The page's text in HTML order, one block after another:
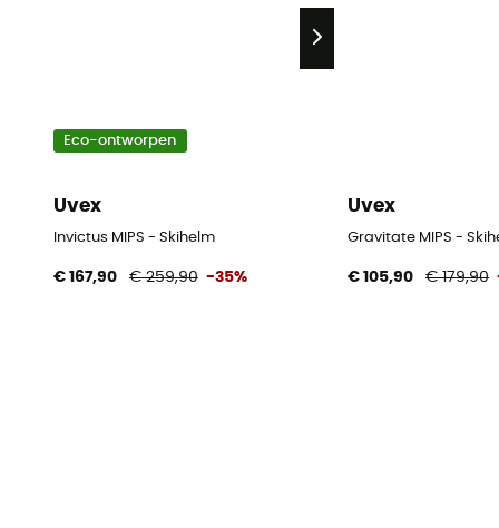
Eco-ontworpen
Uvex
Invictus MIPS - Skihelm
€ 167,90 € 259,90 -35%
Uvex
Gravitate MIPS -
€ 105,90 € 179,90